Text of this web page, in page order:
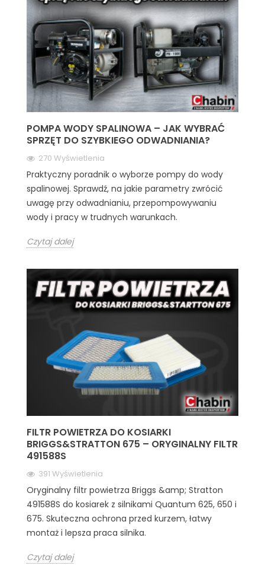
POMPA WODY SPALINOWA – JAK WYBRAĆ
SPRZĘT DO SZYBKIEGO ODWADNIANIA?
270 Wyświetlenia
Praktyczny poradnik o wyborze pompy do wody
spalinowej. Sprawdź, na jakie parametry zwrócić
uwagę przy odwadnianiu, przepompowywaniu
wody i pracy w trudnych warunkach.
Czytaj dalej
FILTR POWIETRZA DO KOSIARKI
BRIGGS&STRATTON 675 – ORYGINALNY FILTR
491588S
391 Wyświetlenia
Oryginalny filtr powietrza Briggs &amp; Stratton
491588S do kosiarek z silnikami Quantum 625, 650 i
675. Skuteczna ochrona przed kurzem, łatwy
montaż i lepsza praca silnika.
Czytaj dalej